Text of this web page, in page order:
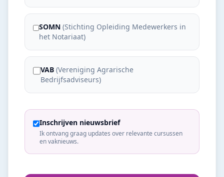
SOMN (Stichting Opleiding Medewerkers in
het Notariaat)
VAB (Vereniging Agrarische
Bedrijfsadviseurs)
Inschrijven nieuwsbrief
Ik ontvang graag updates over relevante cursussen
en vaknieuws.